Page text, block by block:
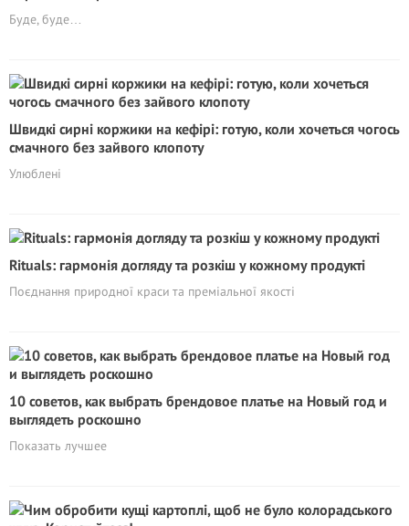
Буде, буде…
Швидкі сирні коржики на кефірі: готую, коли хочеться чогось
смачного без зайвого клопоту
Улюблені
Rituals: гармонія догляду та розкіш у кожному продукті
Поєднання природної краси та преміальної якості
10 советов, как выбрать брендовое платье на Новый год и
выглядеть роскошно
Показать лучшее